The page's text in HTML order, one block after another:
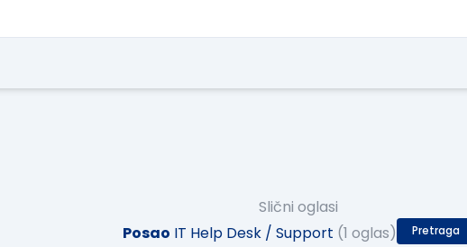
Slični oglasi
Posao IT Help Desk / Support (1 oglas) Pretraga